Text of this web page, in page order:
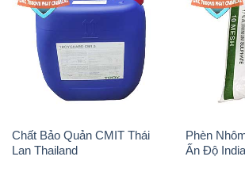
Chất Bảo Quản CMIT Thái
Lan Thailand
Phèn
Ấn Độ India